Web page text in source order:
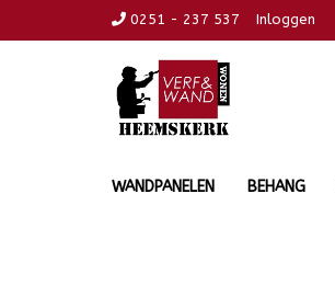
0251 - 237 537 Inloggen
WANDPANELEN BEHANG